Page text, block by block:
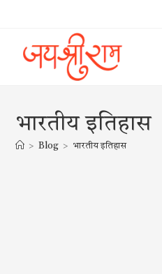
भारतीय इतिहास
> Blog > भारतीय इतिहास